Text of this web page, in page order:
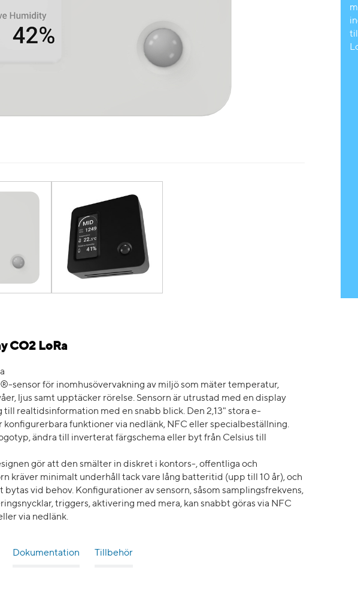
CO2 LoRa
sensor för inomhusövervakning av miljö som mäter temperatur,
ljus samt upptäcker rörelse. Sensorn är utrustad med en display
till realtidsinformation med en snabb blick. Den 2,13" stora e-
konfigurerbara funktioner via nedlänk, NFC eller specialbeställning.
ändra till inverterat färgschema eller byt från Celsius till
gör att den smälter in diskret i kontors-, offentliga och
kräver minimalt underhåll tack vare lång batteritid (upp till 10 år), och
bytas vid behov. Konfigurationer av sensorn, såsom samplingsfrekvens,
triggers, aktivering med mera, kan snabbt göras via NFC
via nedlänk.
Dokumentation Tillbehör